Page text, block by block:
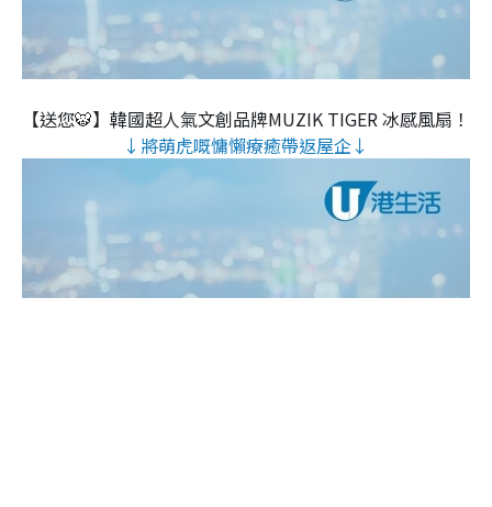
【送您🐯】韓國超人氣文創品牌MUZIK TIGER 冰感風扇！
↓將萌虎嘅慵懶療癒帶返屋企↓